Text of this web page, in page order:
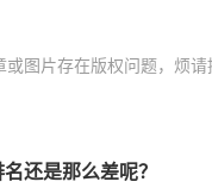
图片存在版权问题，烦
还是那么差呢？